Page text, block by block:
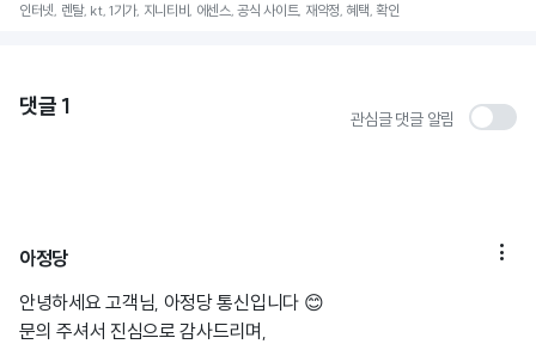
인터넷, 렌탈, kt, 1기가, 지니티비, 에센스, 공식 사이트, 재약정, 혜택, 확인
댓글 1 관심글 댓글 알림
아정당 
안녕하세요 고객님, 아정당 통신입니다 😊
문의 주셔서 진심으로 감사드리며,